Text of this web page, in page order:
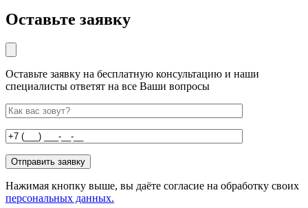
Оставьте заявку
Оставьте заявку на бесплатную консультацию и наши
специалисты ответят на все Ваши вопросы
Нажимая кнопку выше, вы даёте согласие на обработку своих
персональных данных.